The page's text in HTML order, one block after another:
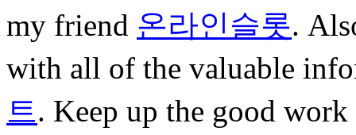
my friend 온라인슬롯.
with all of the valuable
트. Keep up the good work